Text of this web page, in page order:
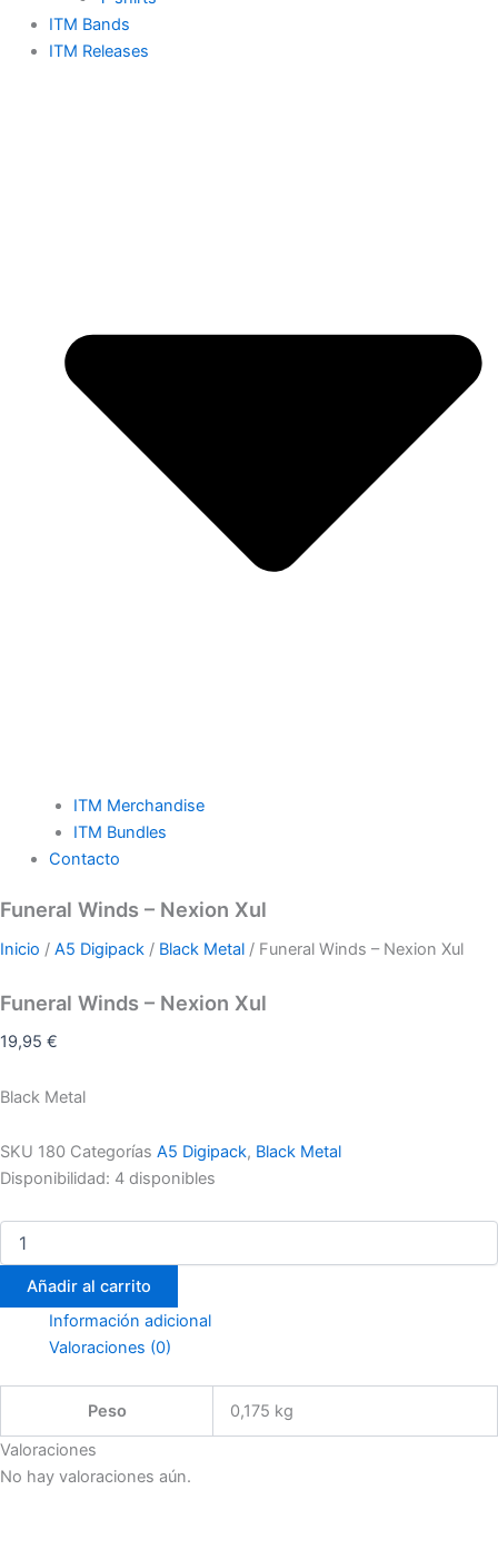
ITM Bands
ITM Releases
ITM Merchandise
ITM Bundles
Contacto
Funeral Winds – Nexion Xul
Inicio / A5 Digipack / Black Metal / Funeral Winds – Nexion Xul
Funeral Winds – Nexion Xul
19,95 €
Black Metal
SKU 180 Categorías A5 Digipack, Black Metal
Disponibilidad: 4 disponibles
Añadir al carrito
Información adicional
Valoraciones (0)
Peso
0,175 kg
Valoraciones
No hay valoraciones aún.